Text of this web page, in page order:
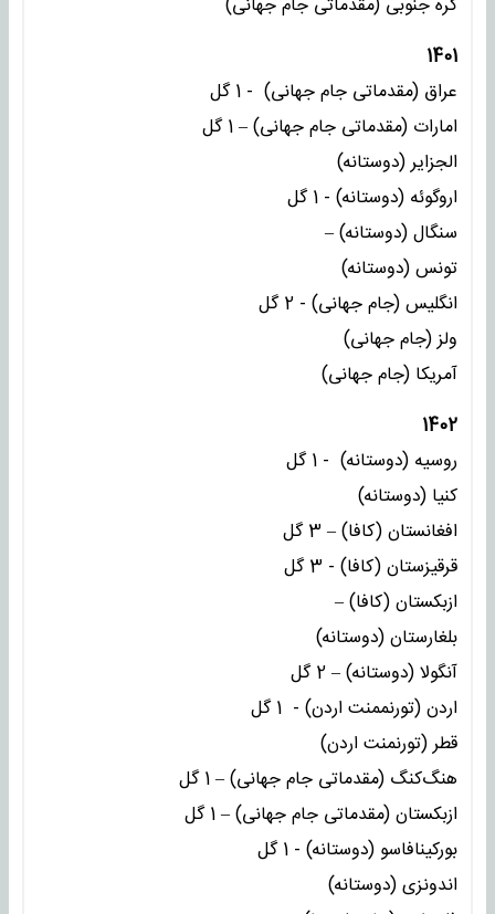
1401
عراق (مقدماتی جام جهانی) - 1 گل
امارات (مقدماتی جام جهانی) – 1 گل
الجزایر (دوستانه)
اروگوئه (دوستانه) - 1 گل
سنگال (دوستانه) –
تونس (دوستانه)
انگلیس (جام جهانی) - 2 گل
ولز (جام جهانی)
آمریکا (جام جهانی)
1402
روسیه (دوستانه) - 1 گل
کنیا (دوستانه)
افغانستان (کافا) – 3 گل
قرقیزستان (کافا) - 3 گل
ازبکستان (کافا) –
بلغارستان (دوستانه)
آنگولا (دوستانه) – 2 گل
اردن (تورنممنت اردن) - 1 گل
قطر (تورنمنت اردن)
هنگ‌کنگ (مقدماتی جام جهانی) – 1 گل
ازبکستان (مقدماتی جام جهانی) – 1 گل
بورکینافاسو (دوستانه) - 1 گل
اندونزی (دوستانه)